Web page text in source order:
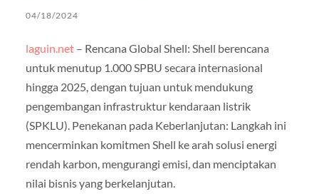
04/18/2024
laguin.net– Rencana Global Shell: Shell berencana
untuk menutup 1.000 SPBU secara internasional
hingga 2025, dengan tujuan untuk mendukung
pengembangan infrastruktur kendaraan listrik
(SPKLU). Penekanan pada Keberlanjutan: Langkah ini
mencerminkan komitmen Shell ke arah solusi energi
rendah karbon, mengurangi emisi, dan menciptakan
nilai bisnis yang berkelanjutan.